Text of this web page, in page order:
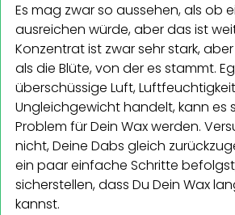
Es mag zwar so aussehen, als ob
ausreichen würde, aber das ist
Konzentrat ist zwar sehr stark,
als die Blüte, von der es stammt.
überschüssige Luft,
Ungleichgewicht handelt, kann es
Problem für Dein Wax werden.
nicht, Deine Dabs gleich
ein paar einfache Schritte
sicherstellen, dass Du Dein Wax
kannst.